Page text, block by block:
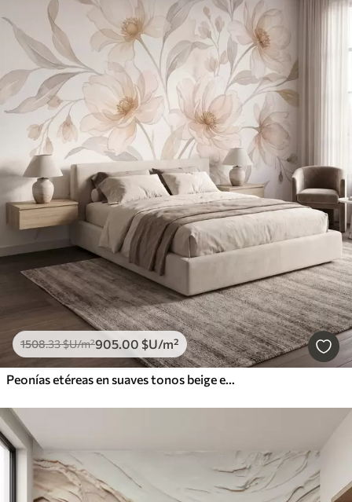
1508.33$U/m²905.00 $U/m²
Peonías etéreas en suaves tonos beige empolvado